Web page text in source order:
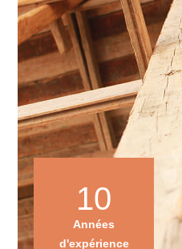
10
Années
d'expérience